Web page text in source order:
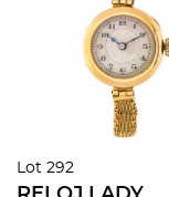
Lot 292